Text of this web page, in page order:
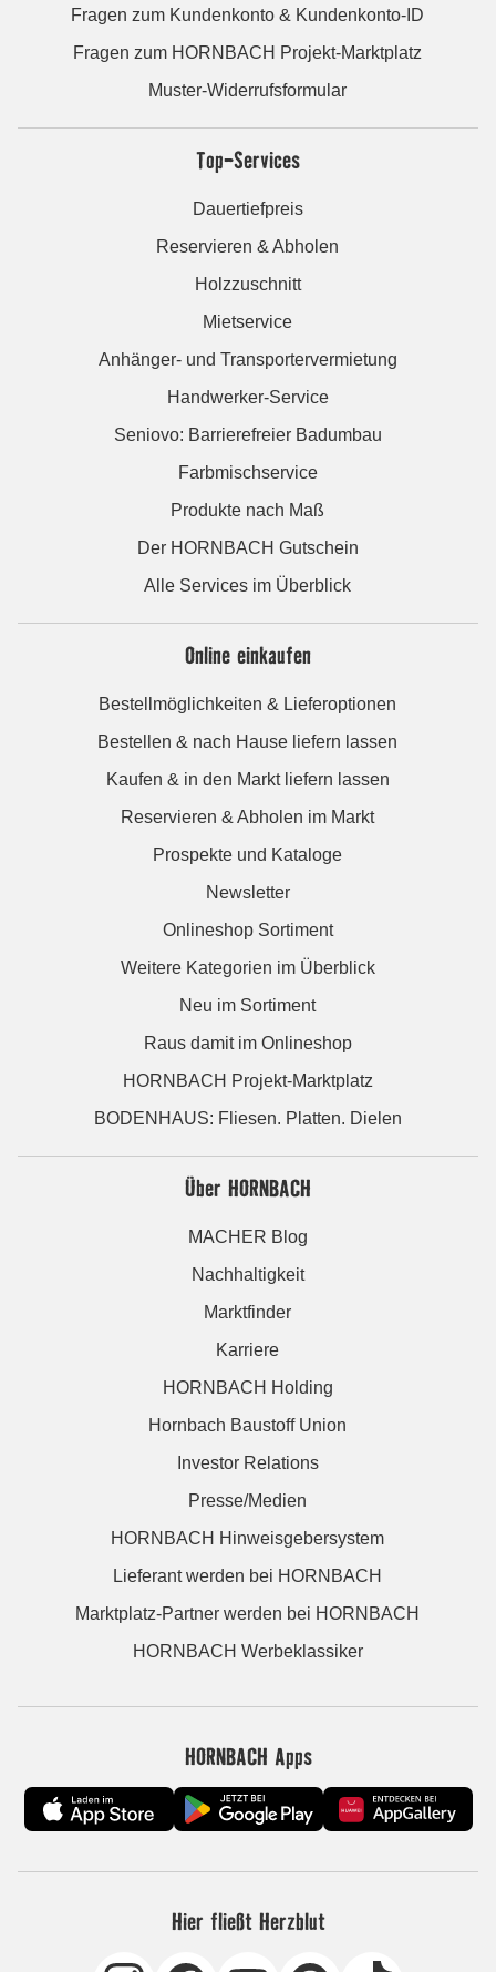
Fragen zum Kundenkonto & Kundenkonto-ID
Fragen zum HORNBACH Projekt-Marktplatz
Muster-Widerrufsformular
Top-Services
Dauertiefpreis
Reservieren & Abholen
Holzzuschnitt
Mietservice
Anhänger- und Transportervermietung
Handwerker-Service
Seniovo: Barrierefreier Badumbau
Farbmischservice
Produkte nach Maß
Der HORNBACH Gutschein
Alle Services im Überblick
Online einkaufen
Bestellmöglichkeiten & Lieferoptionen
Bestellen & nach Hause liefern lassen
Kaufen & in den Markt liefern lassen
Reservieren & Abholen im Markt
Prospekte und Kataloge
Newsletter
Onlineshop Sortiment
Weitere Kategorien im Überblick
Neu im Sortiment
Raus damit im Onlineshop
HORNBACH Projekt-Marktplatz
BODENHAUS: Fliesen. Platten. Dielen
Über HORNBACH
MACHER Blog
Nachhaltigkeit
Marktfinder
Karriere
HORNBACH Holding
Hornbach Baustoff Union
Investor Relations
Presse/Medien
HORNBACH Hinweisgebersystem
Lieferant werden bei HORNBACH
Marktplatz-Partner werden bei HORNBACH
HORNBACH Werbeklassiker
HORNBACH Apps
Hier fließt Herzblut